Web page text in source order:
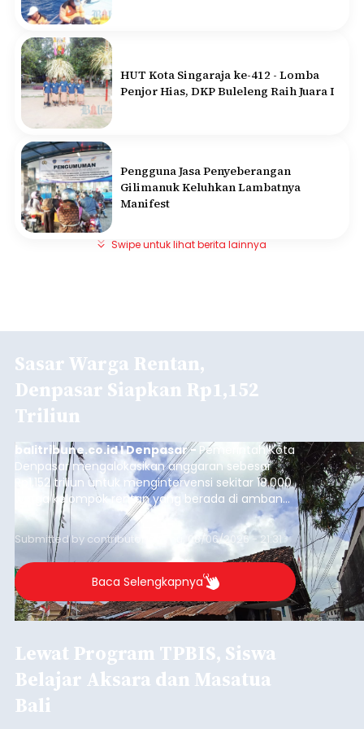
HUT Kota Singaraja ke-412 - Lomba
Penjor Hias, DKP Buleleng Raih Juara I
Pengguna Jasa Penyeberangan
Gilimanuk Keluhkan Lambatnya
Manifest
Swipe untuk lihat berita lainnya
Sasar Warga Rentan,
Denpasar Siapkan Rp1,152
Triliun
balitribune.co.id I Denpasar - Pemerintah Kota
Denpasar mengalokasikan anggaran sebesar
Rp1,152 triliun untuk mengintervensi sekitar 18.000
warga kelompok rentan yang berada di ambang
garis kemiskinan. Langkah strategis ini diambil
guna menjaga masyarakat yang berada pada
kelompok desil 5 dan 6 tersebut agar tidak
merosot ke kategori miskin.
Submitted by contributor Thu, 08/06/2026 - 21:31
Baca Selengkapnya
Lewat Program TPBIS, Siswa
Belajar Aksara dan Masatua
Bali